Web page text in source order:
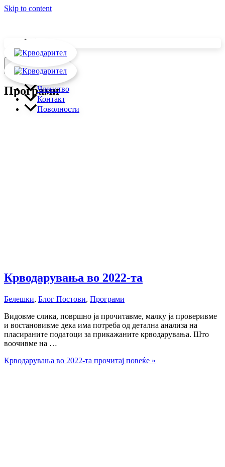
Skip to content
Новости
Членство
Контакт
Поволности
Main Menu
Програми
Крводарувања во 2022-та
Белешки, Блог Постови, Програми
Видовме слика, површно ја прочитавме, малку ја проверивме
и востановивме дека има потреба од детална анализа на
пласираните податоци за прикажаните крводарувања. Што
воочивме на …
Крводарувања во 2022-та прочитај повеќе »